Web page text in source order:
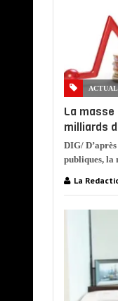
La
milliards
DIG/
publiques, la
La